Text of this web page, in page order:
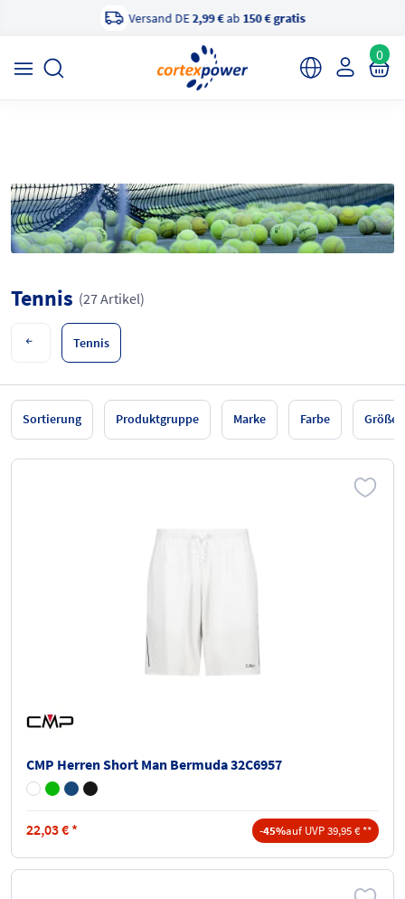
Versand DE2,99 €ab 150 € gratis
0
cortexpower Sportshop
Tennis (27 Artikel)
Tennis
Sortierung Produktgruppe Marke Farbe Größe
CMP Herren Short Man Bermuda 32C6957
22,03€ * -45%auf UVP 39,95 € **